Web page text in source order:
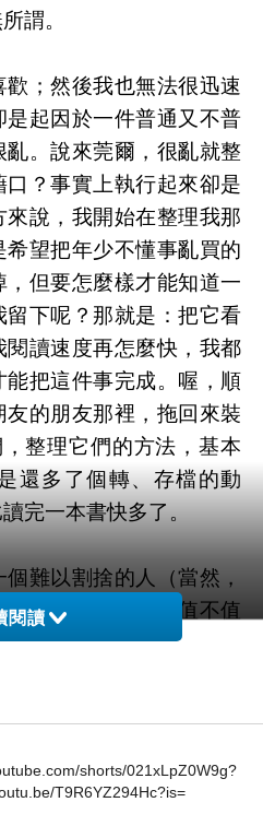
謂。
；然後我也無法很迅速
起因於一件普通又不普
。說來莞爾，很亂就整
？事實上執行起來卻是
說，我開始在整理我那
望把年少不懂事亂買的
但要怎麼樣才能知道一
下呢？那就是：把它看
讀速度再怎麼快，我都
把這件事完成。喔，順
的朋友那裡，拖回來裝
整理它們的方法，基本
還多了個轉、存檔的動
完一本書快多了。
難以割捨的人（當然，
須確定這個東西值不值
實在讓一切進度過於緩
長期像個假空姐一樣到
館住到寫評論寫進臺灣
家面對一切，卻發現自己
我愛的書、音樂、衣服
閱讀
shorts/021xLpZ0W9g?
T9R6YZ294Hc?is=